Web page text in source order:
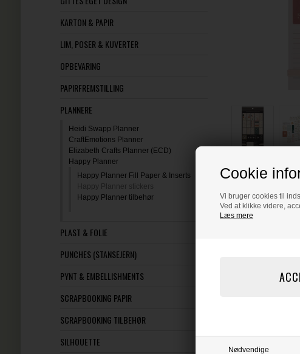
Cookie
Vi bruger cookies til
Ved at klikke videre,
Læs mere
Nødvendige
KARTON & PAPIR
LIM, POSER & KUVERTER
OPBEVARING
PAPIRFREMSTILLING
PLANNERE
Heidi Swapp Planner
CraftEmotions Planner
Elizabeth Crafts Planner (ECD)
Happy Planner
Happy Planner Fill Paper & Inserts
Happy Planner stickers
Happy Planner tilbehør
PLAST & FOLIE
PUNCHES (STANSEJERN)
PYNT & EMBELLISHMENTS
SCRAPBOOKING PAPIR
SCRAPBOOKING TILBEHØR
SILHOUETTE